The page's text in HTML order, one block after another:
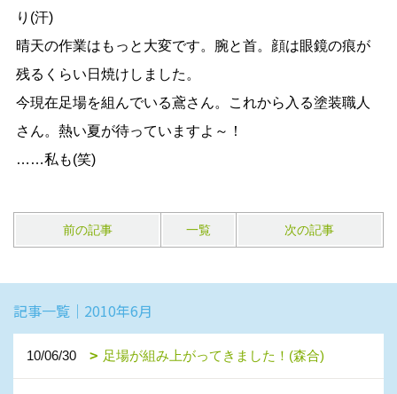
り(汗)
晴天の作業はもっと大変です。腕と首。顔は眼鏡の痕が
残るくらい日焼けしました。
今現在足場を組んでいる鳶さん。これから入る塗装職人
さん。熱い夏が待っていますよ～！
……私も(笑)
前の記事 一覧 次の記事
記事一覧｜2010年6月
10/06/30 足場が組み上がってきました！(森合)